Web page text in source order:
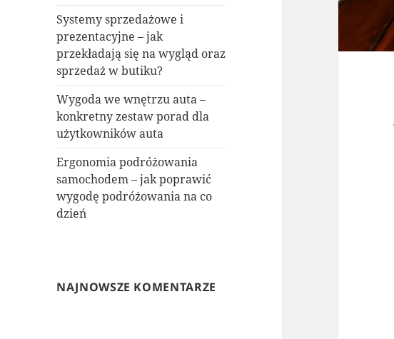
Systemy sprzedażowe i
prezentacyjne – jak
przekładają się na wygląd oraz
sprzedaż w butiku?
Wygoda we wnętrzu auta –
konkretny zestaw porad dla
użytkowników auta
Ergonomia podróżowania
samochodem – jak poprawić
wygodę podróżowania na co
dzień
NAJNOWSZE KOMENTARZE